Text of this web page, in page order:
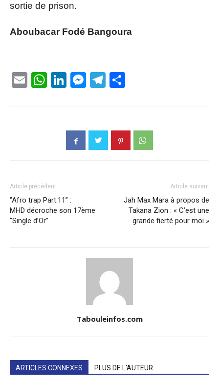
sortie de prison.
Aboubacar Fodé Bangoura
EmailWhatsApp
LinkedIn
Messenger
Telegram
Article précédent
‘’Afro trap Part.11’’ :
MHD décroche son 17ème
‘’Single d’Or’’
Article suivant
Jah Max Mara à propos de
Takana Zion : « C’est une
grande fierté pour moi »
Tabouleinfos.com
ARTICLES CONNEXES PLUS DE L'AUTEUR